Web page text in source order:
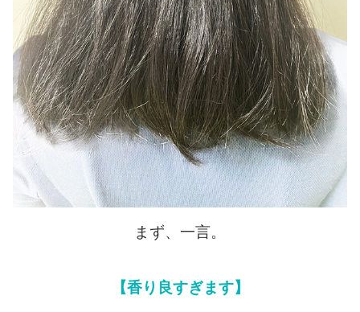
まず、一言。
【香り良すぎます】